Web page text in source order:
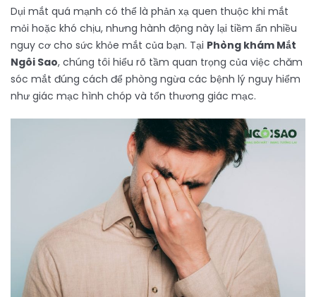
Dụi mắt quá mạnh có thể là phản xạ quen thuộc khi mắt
mỏi hoặc khó chịu, nhưng hành động này lại tiềm ẩn nhiều
nguy cơ cho sức khỏe mắt của bạn. Tại Phòng khám Mắt
Ngôi Sao, chúng tôi hiểu rõ tầm quan trọng của việc chăm
sóc mắt đúng cách để phòng ngừa các bệnh lý nguy hiểm
như giác mạc hình chóp và tổn thương giác mạc.